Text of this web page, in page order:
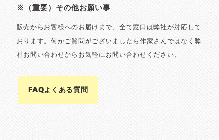
※（重要）その他お願い事
販売からお客様へのお届けまで、全て窓口は弊社が対応して
おります。何かご質問がございましたら作家さんではなく弊
社お問い合わせからお気軽にお問い合わせください。
FAQよくある質問